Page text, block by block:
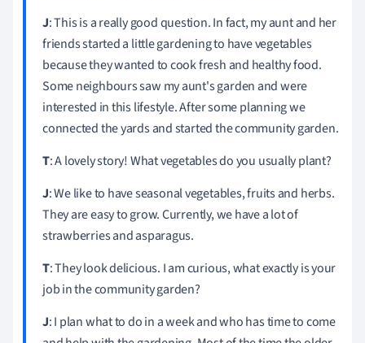
J: This is a really good question. In fact, my aunt and her
friends started a little gardening to have vegetables
because they wanted to cook fresh and healthy food.
Some neighbours saw my aunt's garden and were
interested in this lifestyle. After some planning we
connected the yards and started the community garden.
T: A lovely story! What vegetables do you usually plant?
J: We like to have seasonal vegetables, fruits and herbs.
They are easy to grow. Currently, we have a lot of
strawberries and asparagus.
T: They look delicious. I am curious, what exactly is your
job in the community garden?
J: I plan what to do in a week and who has time to come